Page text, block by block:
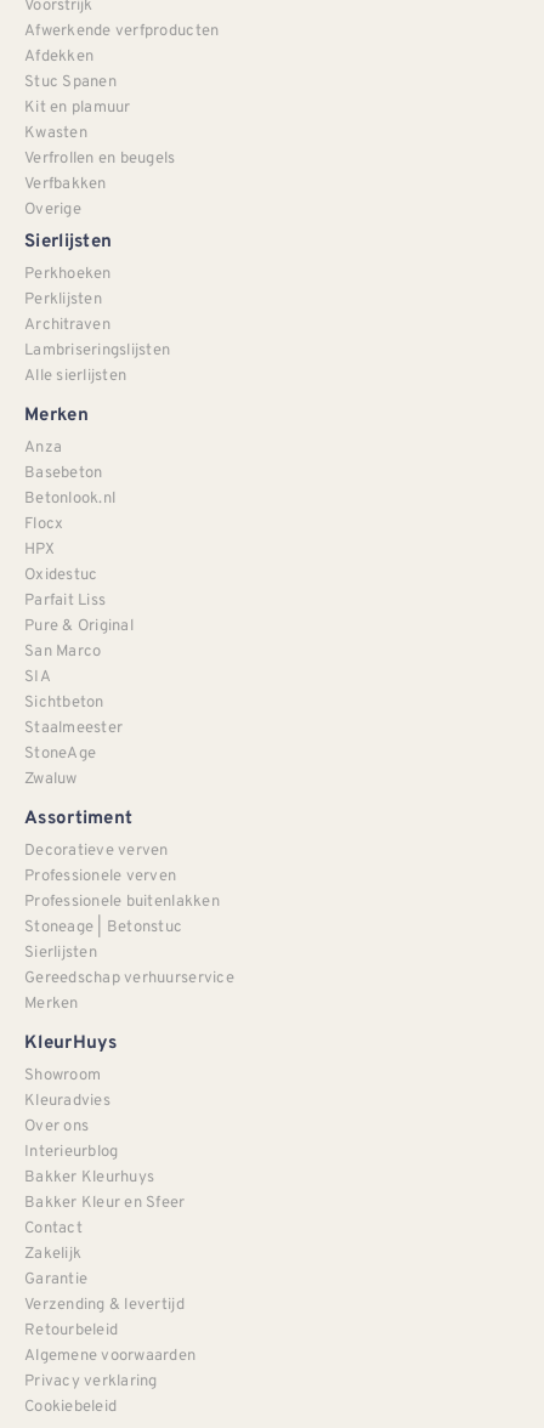
Afwerkende verfproducten
Afdekken
Stuc Spanen
Kit en plamuur
Kwasten
Verfrollen en beugels
Verfbakken
Overige
Sierlijsten
Perkhoeken
Perklijsten
Architraven
Lambriseringslijsten
Alle sierlijsten
Merken
Anza
Basebeton
Betonlook.nl
Flocx
HPX
Oxidestuc
Parfait Liss
Pure & Original
San Marco
SIA
Sichtbeton
Staalmeester
StoneAge
Zwaluw
Assortiment
Decoratieve verven
Professionele verven
Professionele buitenlakken
Stoneage | Betonstuc
Sierlijsten
Gereedschap verhuurservice
Merken
KleurHuys
Showroom
Kleuradvies
Over ons
Interieurblog
Bakker Kleurhuys
Bakker Kleur en Sfeer
Contact
Zakelijk
Garantie
Verzending & levertijd
Retourbeleid
Algemene voorwaarden
Privacy verklaring
Cookiebeleid